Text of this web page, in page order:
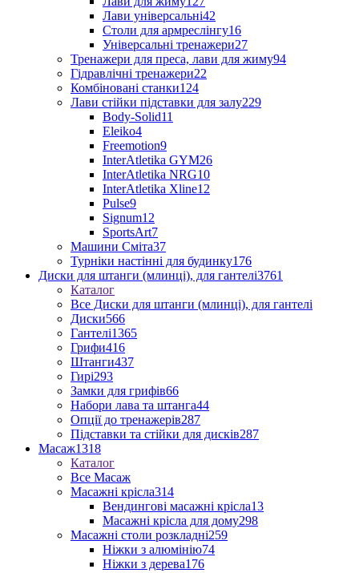
Лави універсальні42
Столи для армреслінгу16
Універсальні тренажери27
Тренажери для преса, лави для жиму94
Гідравлічні тренажери22
Комбіновані станки124
Лави стійки підставки для залу229
Body-Solid11
Eleiko4
Freemotion9
InterAtletika GYM26
InterAtletika NRG10
InterAtletika Xline12
Pulse9
Signum12
SportsArt7
Машини Сміта37
Турніки настінні для будинку176
Диски для штанги (млинці), для гантелі3761
Каталог
Все Диски для штанги (млинці), для гантелі
Диски566
Гантелі1365
Грифи416
Штанги437
Гирі293
Замки для грифів66
Набори лава та штанга44
Опції до тренажерів287
Підставки та стійки для дисків287
Масаж1318
Каталог
Все Масаж
Масажні крісла314
Вендингові масажні крісла13
Масажні крісла для дому298
Масажні столи розкладні259
Ніжки з алюмінію74
Ніжки з дерева176